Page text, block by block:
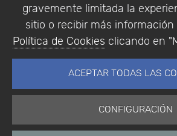
gravemente limitada la
sitio o recibir más
Política de Cookies clicando en
ACEPTAR TODAS LAS
CONFIGURACIÓN
Empresa|Aviso Legal| Política
Política de Cookies
© Copyright 1994 - 2026.
Científico, S.L.
Portugal.